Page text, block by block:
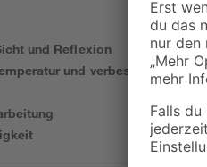
und Reflexion
und verbesserter